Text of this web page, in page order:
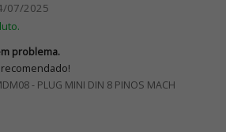
07/2025
problema.
- PLUG MINI DIN 8 PINOS MACH